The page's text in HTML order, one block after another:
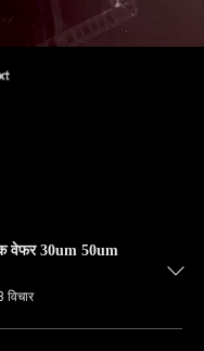
वेफर 30um 50um
विचार